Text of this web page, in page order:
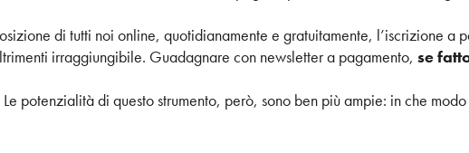
di tutti noi online, quotidianamente e gratuitamente, l’iscrizione a
irraggiungibile. Guadagnare con newsletter a pagamento, se
potenzialità di questo strumento, però, sono ben più ampie: in che modo